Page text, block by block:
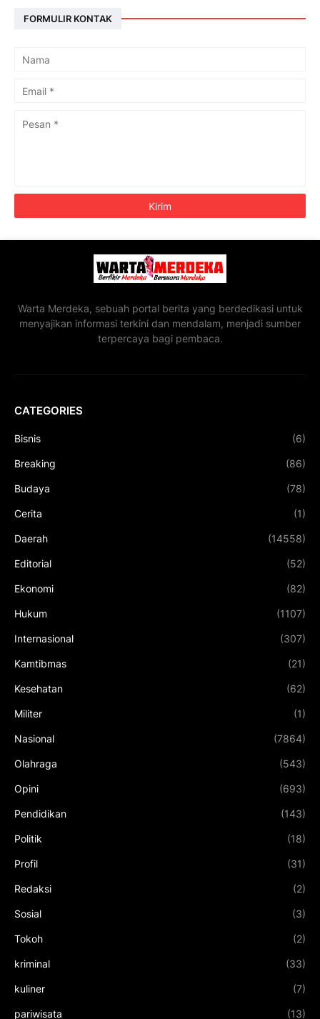
FORMULIR KONTAK
Warta Merdeka, sebuah portal berita yang berdedikasi untuk
menyajikan informasi terkini dan mendalam, menjadi sumber
terpercaya bagi pembaca.
CATEGORIES
Bisnis (6)
Breaking (86)
Budaya (78)
Cerita (1)
Daerah (14558)
Editorial (52)
Ekonomi (82)
Hukum (1107)
Internasional (307)
Kamtibmas (21)
Kesehatan (62)
Militer (1)
Nasional (7864)
Olahraga (543)
Opini (693)
Pendidikan (143)
Politik (18)
Profil (31)
Redaksi (2)
Sosial (3)
Tokoh (2)
kriminal (33)
kuliner (7)
pariwisata (13)